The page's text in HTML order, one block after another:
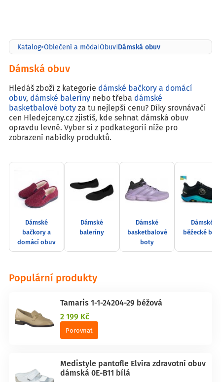
Katalog>Oblečení a móda|Obuv|Dámská obuv
Dámská obuv
Hledáš zboží z kategorie dámské bačkory a domácí
obuv, dámské baleríny nebo třeba dámské
basketbalové botyza tu nejlepší cenu? Díky srovnávači
cen Hledejceny.cz zjistíš, kde sehnat dámská obuv
opravdu levně. Vyber si z podkategorií níže pro
zobrazení nabídky produktů.
Dámské
bačkory a
domácí obuv
Dámské
baleríny
Dámské
basketbalové
boty
Dámské
běžecké
Populární produkty
Tamaris 1-1-24204-29 béžová
2 199 Kč
Porovnat
Medistyle pantofle Elvíra zdravotní obuv
dámská 0E-B11 bílá